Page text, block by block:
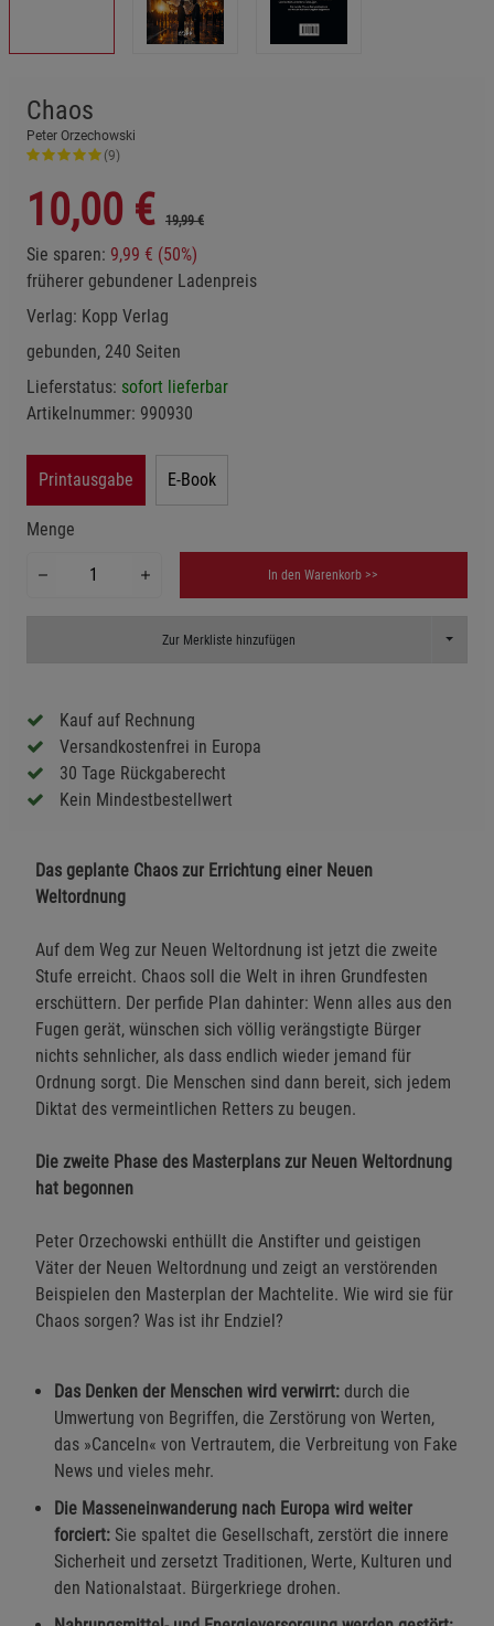
Chaos
Peter Orzechowski
(9)
10,00 € 19,99 €
Sie sparen: 9,99 € (50%)
früherer gebundener Ladenpreis
Verlag: Kopp Verlag
gebunden, 240 Seiten
Lieferstatus: sofort lieferbar
Artikelnummer: 990930
Printausgabe E-Book
Menge
In den Warenkorb >>
Zur Merkliste hinzufügen Toggle
Kauf auf Rechnung
Versandkostenfrei in Europa
30 Tage Rückgaberecht
Kein Mindestbestellwert
Das geplante Chaos zur Errichtung einer Neuen
Weltordnung
Auf dem Weg zur Neuen Weltordnung ist jetzt die zweite
Stufe erreicht. Chaos soll die Welt in ihren Grundfesten
erschüttern. Der perfide Plan dahinter: Wenn alles aus den
Fugen gerät, wünschen sich völlig verängstigte Bürger
nichts sehnlicher, als dass endlich wieder jemand für
Ordnung sorgt. Die Menschen sind dann bereit, sich jedem
Diktat des vermeintlichen Retters zu beugen.
Die zweite Phase des Masterplans zur Neuen Weltordnung
hat begonnen
Peter Orzechowski enthüllt die Anstifter und geistigen
Väter der Neuen Weltordnung und zeigt an verstörenden
Beispielen den Masterplan der Machtelite. Wie wird sie für
Chaos sorgen? Was ist ihr Endziel?
Das Denken der Menschen wird verwirrt: durch die
Umwertung von Begriffen, die Zerstörung von Werten,
das »Canceln« von Vertrautem, die Verbreitung von Fake
News und vieles mehr.
Die Masseneinwanderung nach Europa wird weiter
forciert: Sie spaltet die Gesellschaft, zerstört die innere
Sicherheit und zersetzt Traditionen, Werte, Kulturen und
den Nationalstaat. Bürgerkriege drohen.